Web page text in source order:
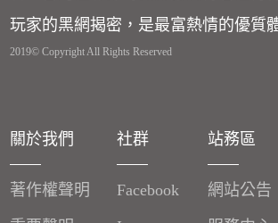
玩家的黑網揭密，是最富熱情的優質
2019© Copyright All Rights Reserved
關於我們
著作權聲明
社群
Facebook
站務區
網站公告